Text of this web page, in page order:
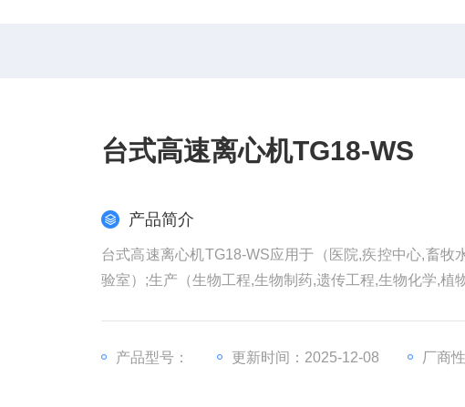
台式高速离心机TG18-WS
产品简介
台式高速离心机TG18-WS应用于（医院,疾控中心,畜
验室）;生产（生物工程,生物制药,遗传工程,生物化学,植
产品型号： 更新时间：2025-12-08 厂商